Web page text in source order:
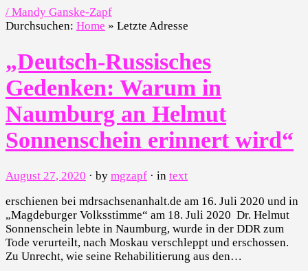
/ Mandy Ganske-Zapf
Durchsuchen: Home » Letzte Adresse
„Deutsch-Russisches
Gedenken: Warum in
Naumburg an Helmut
Sonnenschein erinnert wird“
August 27, 2020 · by mgzapf · in text
erschienen bei mdrsachsenanhalt.de am 16. Juli 2020 und in
„Magdeburger Volksstimme“ am 18. Juli 2020 Dr. Helmut
Sonnenschein lebte in Naumburg, wurde in der DDR zum
Tode verurteilt, nach Moskau verschleppt und erschossen.
Zu Unrecht, wie seine Rehabilitierung aus den…